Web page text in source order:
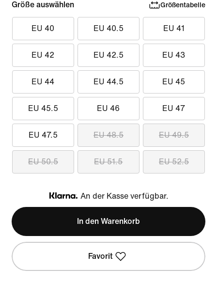
Größe auswählen Größentabelle
EU 40 EU 40.5 EU 41
EU 42 EU 42.5 EU 43
EU 44 EU 44.5 EU 45
EU 45.5 EU 46 EU 47
EU 47.5 EU 48.5 EU 49.5
EU 50.5 EU 51.5 EU 52.5
Klarna
An der Kasse verfügbar.
In den Warenkorb
Favorit